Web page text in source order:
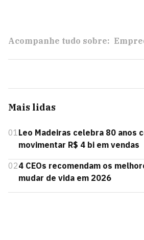
Acompanhe tudo sobre:
Mais lidas
01Leo Madeiras celebra 80 anos
movimentar R$ 4 bi em vendas
024 CEOs recomendam os
mudar de vida em 2026